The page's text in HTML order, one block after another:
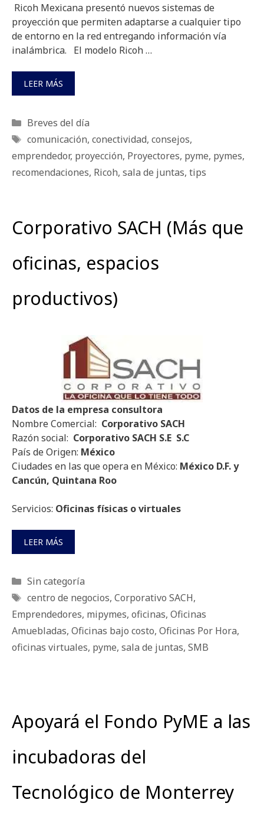
Ricoh Mexicana presentó nuevos sistemas de
proyección que permiten adaptarse a cualquier tipo
de entorno en la red entregando información vía
inalámbrica. El modelo Ricoh …
LEER MÁS
Categorías
Breves del día
Etiquetas
comunicación, conectividad, consejos,
emprendedor, proyección, Proyectores, pyme, pymes,
recomendaciones, Ricoh, sala de juntas, tips
Corporativo SACH (Más que
oficinas, espacios
productivos)
Datos de la empresa consultora
Nombre Comercial: Corporativo SACH
Razón social: Corporativo SACH S.E S.C
País de Origen: México
Ciudades en las que opera en México: México D.F. y
Cancún, Quintana Roo
Servicios: Oficinas físicas o virtuales
LEER MÁS
Categorías
Sin categoría
Etiquetas
centro de negocios, Corporativo SACH,
Emprendedores, mipymes, oficinas, Oficinas
Amuebladas, Oficinas bajo costo, Oficinas Por Hora,
oficinas virtuales, pyme, sala de juntas, SMB
Apoyará el Fondo PyME a las
incubadoras del
Tecnológico de Monterrey